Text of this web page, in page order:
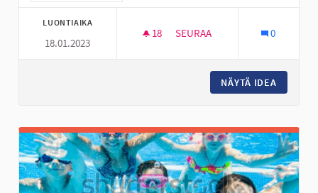
LUONTIAIKA
18.01.2023
18 18 SEURAAJAA
SEURAA 0
NÄYTÄ IDEA